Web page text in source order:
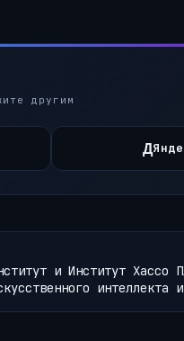
другим
Д
и Институт Хассо
интеллекта